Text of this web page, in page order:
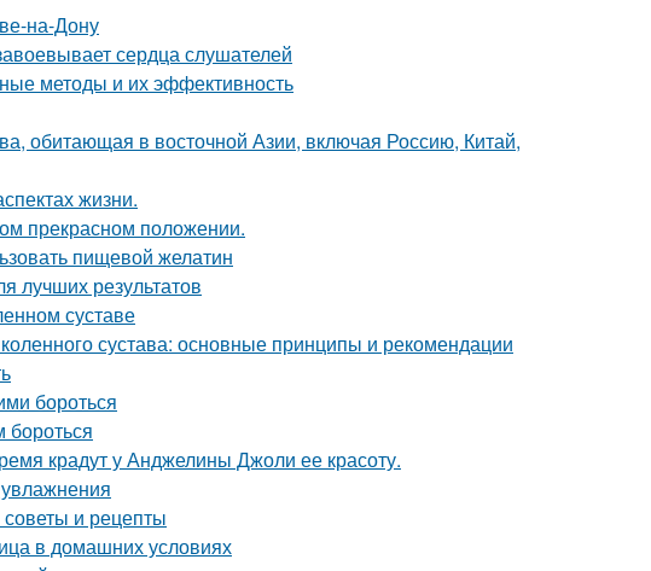
на-Дону
сердца слушателей
методы и их эффективность
обитающая в восточной Азии, включая Россию, Китай,
жизни.
прекрасном положении.
пищевой желатин
лучших результатов
суставе
сустава: основные принципы и рекомендации
бороться
бороться
крадут у Анджелины Джоли ее красоту.
и рецепты
в домашних условиях